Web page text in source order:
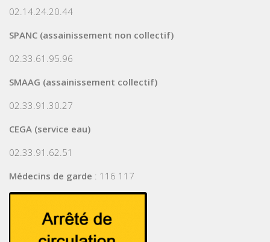
02.14.24.20.44
SPANC (assainissement non collectif)
02.33.61.95.96
SMAAG (assainissement collectif)
02.33.91.30.27
CEGA (service eau)
02.33.91.62.51
Médecins de garde : 116 117